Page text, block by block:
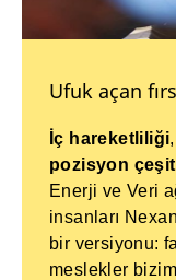
Ufuk açan
İç hareketliliği
pozisyon
Enerji ve Veri
insanları
bir versiyonu:
meslekler